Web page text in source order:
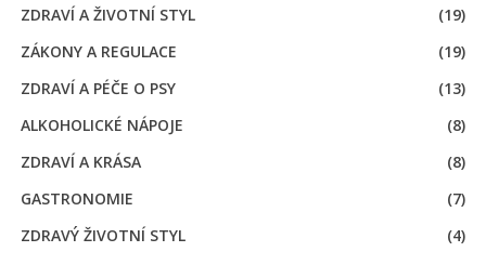
ZDRAVÍ A ŽIVOTNÍ STYL
(19)
ZÁKONY A REGULACE
(19)
ZDRAVÍ A PÉČE O PSY
(13)
ALKOHOLICKÉ NÁPOJE
(8)
ZDRAVÍ A KRÁSA
(8)
GASTRONOMIE
(7)
ZDRAVÝ ŽIVOTNÍ STYL
(4)